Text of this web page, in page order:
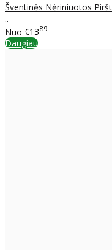
Šventinės Nėriniuotos
..
Nuo €1389
Daugiau